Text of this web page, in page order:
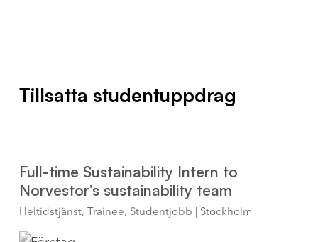
Tillsatta studentuppdrag
Full-time Sustainability Intern to
Norvestor’s sustainability team
Heltidstjänst, Trainee, Studentjobb | Stockholm